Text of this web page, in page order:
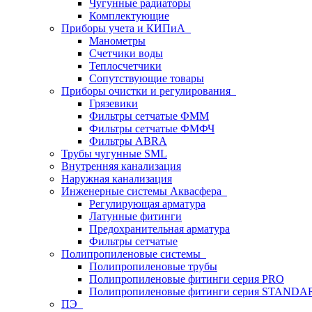
Чугунные радиаторы
Комплектующие
Приборы учета и КИПиА
Манометры
Счетчики воды
Теплосчетчики
Сопутствующие товары
Приборы очистки и регулирования
Грязевики
Фильтры сетчатые ФММ
Фильтры сетчатые ФМФЧ
Фильтры ABRA
Трубы чугунные SML
Внутренняя канализация
Наружная канализация
Инженерные системы Аквасфера
Регулирующая арматура
Латунные фитинги
Предохранительная арматура
Фильтры сетчатые
Полипропиленовые системы
Полипропиленовые трубы
Полипропиленовые фитинги серия PRO
Полипропиленовые фитинги серия
ПЭ